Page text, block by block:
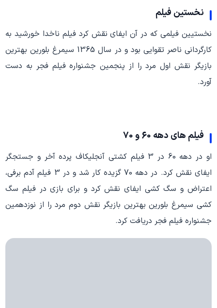
نخستین فیلم
نخستیین فیلمی که در آن ایفای نقش کرد فیلم ناخدا خورشید به
کارگردانی ناصر تقوایی بود و در سال 1365 سیمرغ بلورین بهترین
بازیگر نقش اول مرد را از پنجمین جشنواره فیلم فجر به دست
آورد.
فیلم های دهه 60 و 70
او در دهه 60 در 3 فیلم کشتی آنجلیکاف پرده آخر و جستجگر
ایفای نقش کرد. در دهه 70 گزیده کار شد و در 3 فیلم آدم برفی،
اعتراض و سگ کشی ایفای نقش کرد و برای بازی در فیلم سگ
کشی سیمرغ بلورین بهترین بازیگر نقش دوم مرد را از نوزدهمین
جشنواره فیلم فجر دریافت کرد.